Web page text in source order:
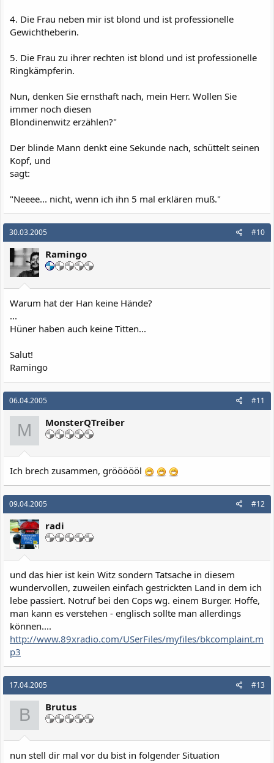
4. Die Frau neben mir ist blond und ist professionelle
Gewichtheberin.
5. Die Frau zu ihrer rechten ist blond und ist professionelle
Ringkämpferin.
Nun, denken Sie ernsthaft nach, mein Herr. Wollen Sie
immer noch diesen
Blondinenwitz erzählen?"
Der blinde Mann denkt eine Sekunde nach, schüttelt seinen
Kopf, und
sagt:
"Neeee... nicht, wenn ich ihn 5 mal erklären muß."
30.03.2005 #10
Ramingo
Warum hat der Han keine Hände?
...
Hüner haben auch keine Titten...
Salut!
Ramingo
06.04.2005 #11
M MonsterQTreiber
Ich brech zusammen, gröööööl
09.04.2005 #12
radi
und das hier ist kein Witz sondern Tatsache in diesem
wundervollen, zuweilen einfach gestrickten Land in dem ich
lebe passiert. Notruf bei den Cops wg. einem Burger. Hoffe,
man kann es verstehen - englisch sollte man allerdings
können....
http://www.89xradio.com/USerFiles/myfiles/bkcomplaint.m
p3
17.04.2005 #13
B Brutus
nun stell dir mal vor du bist in folgender Situation